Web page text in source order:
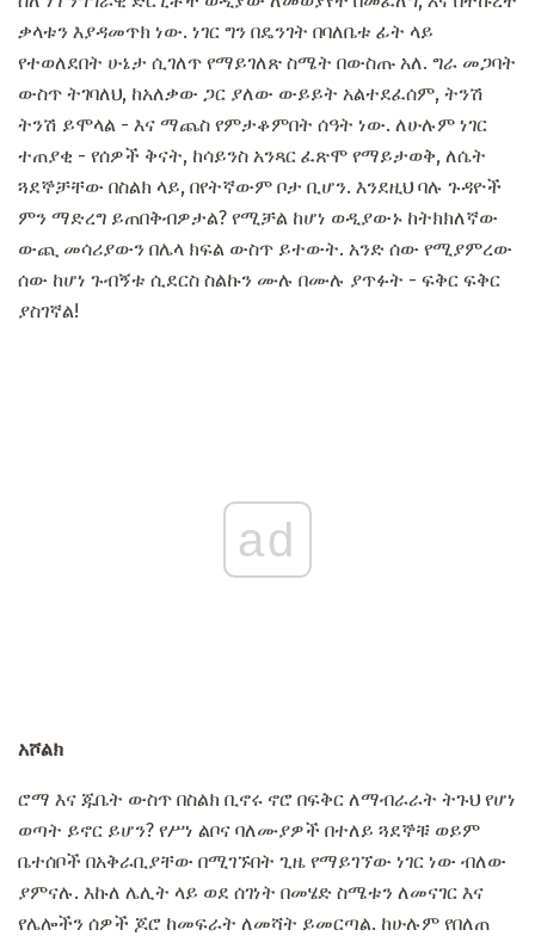
ቃላቱን እያዳመጥክ ነው. ነገር ግን በዴንገት በባለቤቱ ፊት ላይ
የተወለደበት ሁኔታ ሲገለጥ የማይገለጽ ስሜት በውስጡ አለ. ግራ መጋባት
ውስጥ ትገባለህ, ከአለቃው ጋር ያለው ውይይት አልተደፈሰም, ትንሽ
ትንሽ ይሞላል - እና ማጨስ የምታቆምበት ሰዓት ነው. ለሁሉም ነገር
ተጠያቂ - የሰዎች ቅናት, ከሳይንስ አንጻር ፈጽሞ የማይታወቅ, ለሴት
ጓደኞቻቸው በስልክ ላይ, በየትኛውም ቦታ ቢሆን. እንደዚህ ባሉ ጉዳዮች
ምን ማድረግ ይጠበቅብዎታል? የሚቻል ከሆነ ወዲያውኑ ከትክክለኛው
ውጪ መሳሪያውን በሌላ ክፍል ውስጥ ይተውት. አንድ ሰው የሚያምረው
ሰው ከሆነ ጉብኝቱ ሲደርስ ስልኩን ሙሉ በሙሉ ያጥፉት - ፍቅር ፍቅር
ያስገኛል!
ad
አሾልክ
ሮማ እና ጁቤት ውስጥ በስልክ ቢኖሩ ኖሮ በፍቅር ለማብራራት ትጉህ የሆነ
ወጣት ይኖር ይሆን? የሥነ ልቦና ባለሙያዎች በተለይ ጓደኞቹ ወይም
ቤተሰቦች በአቅራቢያቸው በሚገኙበት ጊዜ የማይገኘው ነገር ነው ብለው
ያምናሉ. እኩለ ሌሊት ላይ ወደ ሰገነት በመሄድ ስሜቱን ለመናገር እና
የሌሎችን ሰዎች ጆሮ ከመፍራት ለመሻት ይመርጣል. ከሁሉም የበለጠ